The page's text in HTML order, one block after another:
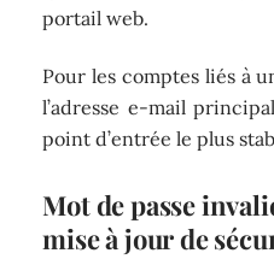
portail web.
Pour les comptes liés à
l’adresse e-mail
point d’entrée le plus
Mot de passe
mise à jour de